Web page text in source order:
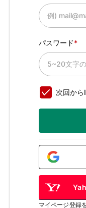
パスワード
次回か
マイページ登録